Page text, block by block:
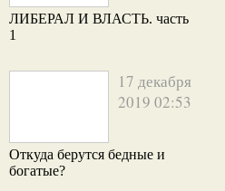
ЛИБЕРАЛ И ВЛАСТЬ. часть
1
17 декабря
2019 02:53
Откуда берутся бедные и
богатые?